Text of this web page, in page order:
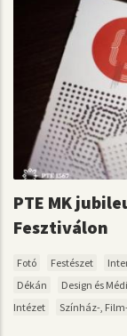
PTE MK
Fesztiválon
Fotó Festészet
Dékán
Design és
Intézet
Színház-,